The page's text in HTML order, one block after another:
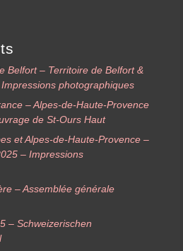
Belfort – Territoire de Belfort &
photographiques
– Alpes-de-Haute-Provence
de St-Ours Haut
et Alpes-de-Haute-Provence –
– Impressions
– Assemblée générale
– Schweizerischen